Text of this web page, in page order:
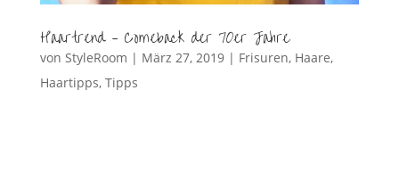
Haartrend – Comeback der 70er Jahre
von StyleRoom | März 27, 2019| Frisuren, Haare,
Haartipps, Tipps